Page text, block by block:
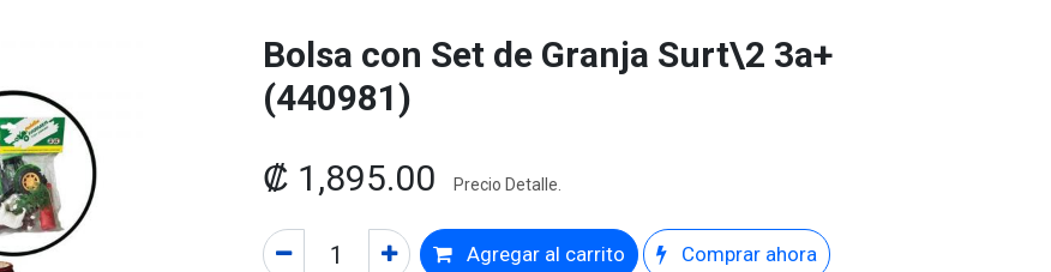
Bolsa con Set de Granja Surt\2 3a+
(440981)
₡ 1,895.00 Precio Detalle.
Agregar al carrito Comprar ahora